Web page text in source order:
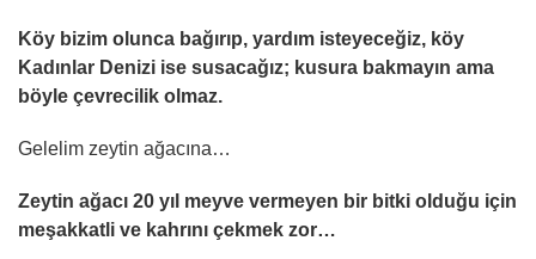
Köy bizim olunca bağırıp, yardım isteyeceğiz, köy
Kadınlar Denizi ise susacağız; kusura bakmayın ama
böyle çevrecilik olmaz.
Gelelim zeytin ağacına…
Zeytin ağacı 20 yıl meyve vermeyen bir bitki olduğu için
meşakkatli ve kahrını çekmek zor…